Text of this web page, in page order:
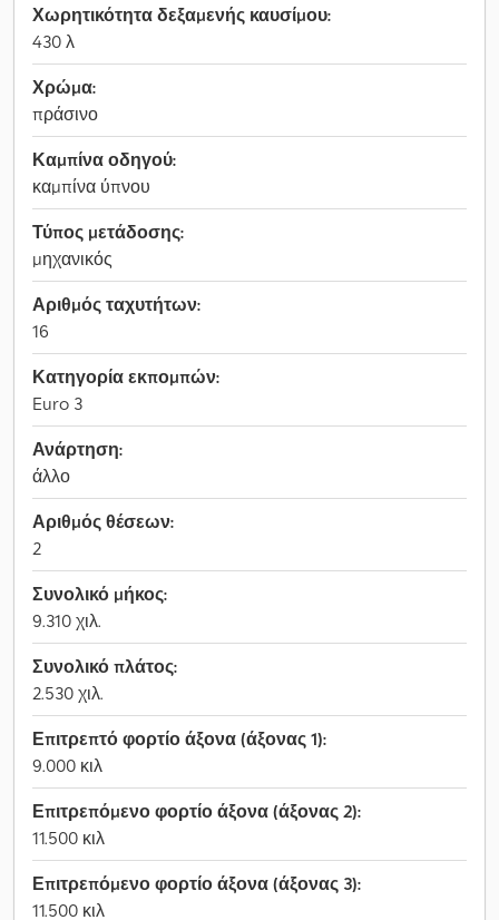
Χωρητικότητα δεξαμενής καυσίμου:
430 λ
Χρώμα:
πράσινο
Καμπίνα οδηγού:
καμπίνα ύπνου
Τύπος μετάδοσης:
μηχανικός
Αριθμός ταχυτήτων:
16
Κατηγορία εκπομπών:
Euro 3
Ανάρτηση:
άλλο
Αριθμός θέσεων:
2
Συνολικό μήκος:
9.310 χιλ.
Συνολικό πλάτος:
2.530 χιλ.
Επιτρεπτό φορτίο άξονα (άξονας 1):
9.000 κιλ
Επιτρεπόμενο φορτίο άξονα (άξονας 2):
11.500 κιλ
Επιτρεπόμενο φορτίο άξονα (άξονας 3):
11.500 κιλ